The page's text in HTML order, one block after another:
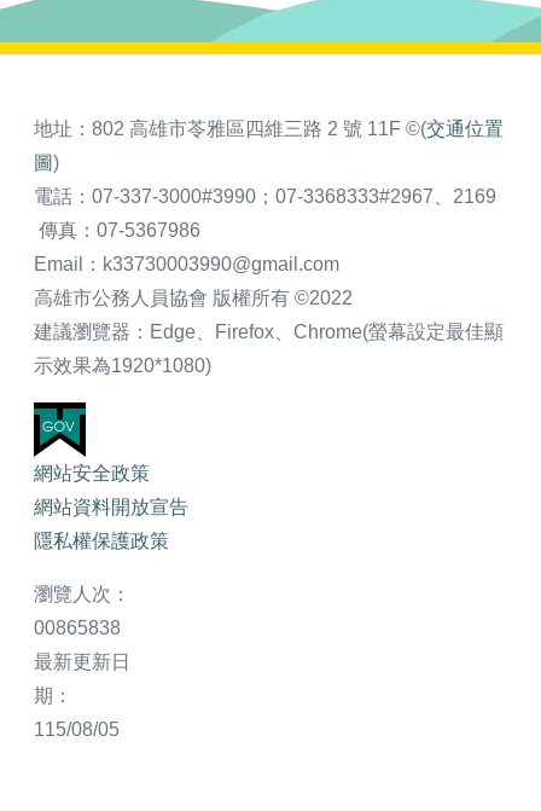
地址：802 高雄市苓雅區四維三路 2 號 11F ©(交通位置
圖)
電話：07-337-3000#3990；07-3368333#2967、2169
傳真：07-5367986
Email：k33730003990@gmail.com
高雄市公務人員協會 版權所有 ©2022
建議瀏覽器：Edge、Firefox、Chrome(螢幕設定最佳顯
示效果為1920*1080)
網站安全政策
網站資料開放宣告
隱私權保護政策
瀏覽人次：
00865838
最新更新日
期：
115/08/05